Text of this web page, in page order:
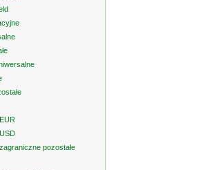
pozostałe